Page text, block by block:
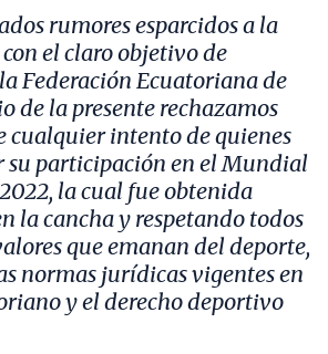
rumores esparcidos a la
el claro objetivo de
Federación Ecuatoriana de
de la presente rechazamos
cualquier intento de quienes
su participación en el Mundial
la cual fue obtenida
la cancha y respetando todos
que emanan del deporte,
normas jurídicas vigentes en
y el derecho deportivo